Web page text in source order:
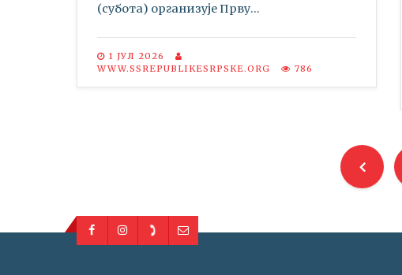
(субота) организује Прву...
1 ЈУЛ 2026
WWW.SSREPUBLIKESRPSKE.ORG
786